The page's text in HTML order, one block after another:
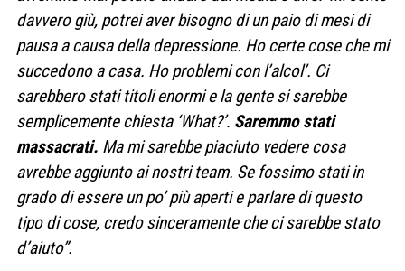
davvero giù, potrei aver bisogno di un paio di mesi di
pausa a causa della depressione. Ho certe cose che mi
succedono a casa. Ho problemi con l’alcol’. Ci
sarebbero stati titoli enormi e la gente si sarebbe
semplicemente chiesta ‘What?’. Saremmo stati
massacrati. Ma mi sarebbe piaciuto vedere cosa
avrebbe aggiunto ai nostri team. Se fossimo stati in
grado di essere un po’ più aperti e parlare di questo
tipo di cose, credo sinceramente che ci sarebbe stato
d’aiuto”.